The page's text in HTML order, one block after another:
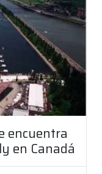
encuentra
en Canadá